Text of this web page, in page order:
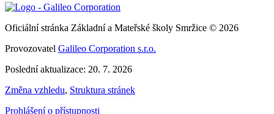
Oficiální stránka Základní a Mateřské školy Smržice © 2026
Provozovatel Galileo Corporation s.r.o.
Poslední aktualizace: 20. 7. 2026
Změna vzhledu, Struktura stránek
Prohlášení o přístupnosti